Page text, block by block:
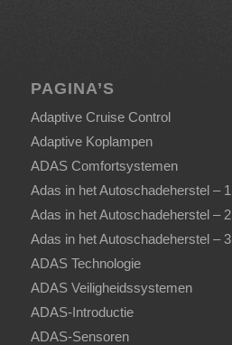
PAGINA’S
Adaptive Cruise Control
Adaptive Koplampen
ADAS Comfortsystemen
Adas in het Autoschadeherstel – 1
Adas in het Autoschadeherstel – 2
Adas in het Autoschadeherstel – 3
ADAS Technologie
ADAS Veiligheidssystemen
ADAS-Introductie
ADAS-Sensoren